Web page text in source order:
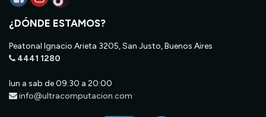
¿DÓNDE ESTAMOS?
Peatonal Ignacio Arieta 3205, San Justo, Buenos Aires
4441 1280
lun a sab de 09:30 a 20:00
info@ultracomputacion.com